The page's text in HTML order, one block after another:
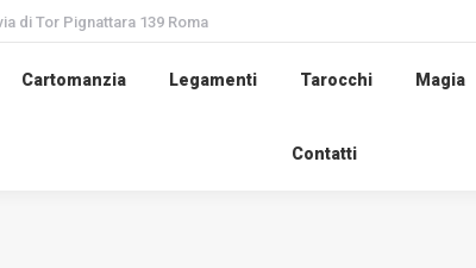
di Tor Pignattara 139 Roma
Cartomanzia Legamenti Tarocchi Magia
Contatti